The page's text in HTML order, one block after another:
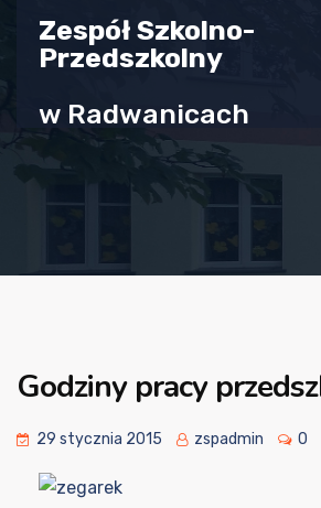
Zespół Szkolno-
Przedszkolny
w Radwanicach
Godziny pracy
29 stycznia 2015 zspadmin 0